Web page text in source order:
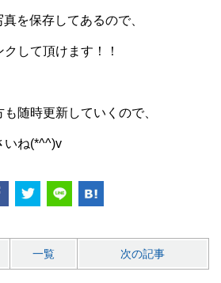
を保存してあるので、
して頂けます！！
随時更新していくので、
いね(*^^)v
一覧 次の記事